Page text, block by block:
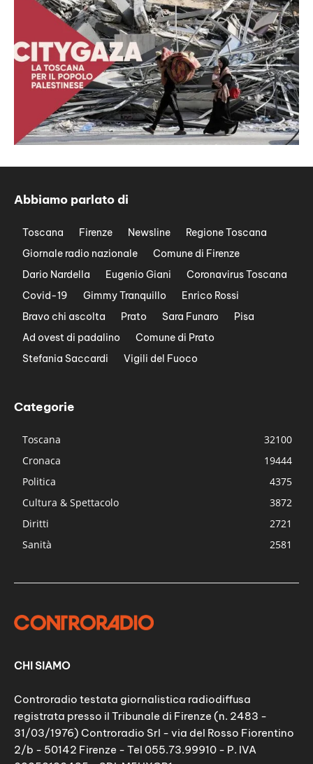
Abbiamo parlato di
Toscana Firenze Newsline
Regione Toscana
Giornale radio nazionale
Comune di Firenze
Dario Nardella
Eugenio Giani
Coronavirus Toscana
Covid-19
Gimmy Tranquillo
Enrico Rossi
Bravo chi ascolta
Prato Sara Funaro
Pisa
Ad ovest di padalino
Comune di Prato
Stefania Saccardi
Vigili del Fuoco
Categorie
Toscana
32100
Cronaca
19444
Politica
4375
Cultura & Spettacolo
3872
Diritti
2721
Sanità
2581
CHI SIAMO
Controradio testata giornalistica radiodiffusa
registrata presso il Tribunale di Firenze (n. 2483 -
31/03/1976) Controradio Srl - via del Rosso Fiorentino
2/b - 50142 Firenze - Tel 055.73.99910 - P. IVA